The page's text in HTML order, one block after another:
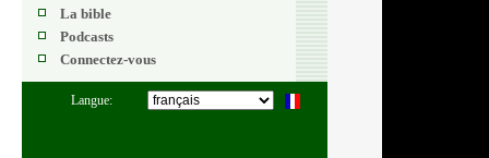
La bible
Podcasts
Connectez-vous
Langue: